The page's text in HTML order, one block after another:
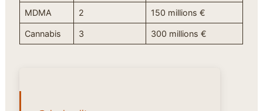
MDMA 2 150 millions €
Cannabis 3 300 millions €